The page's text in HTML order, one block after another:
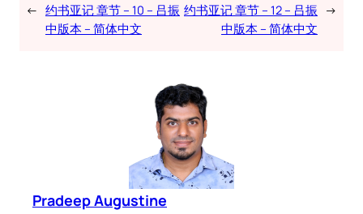
← 约书亚记 章节 – 10 – 吕振
中版本 – 简体中文
约书亚记 章节 – 12 – 吕振
中版本 – 简体中文
→
Pradeep Augustine